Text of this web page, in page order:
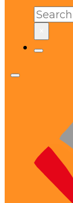
Search